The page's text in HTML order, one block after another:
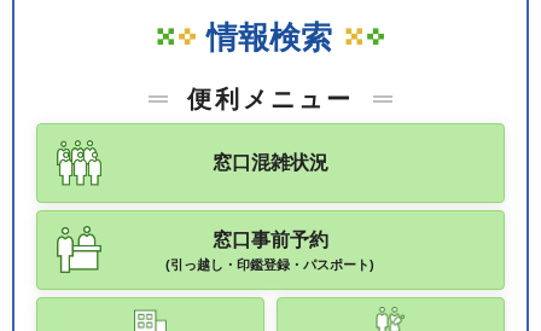
情報検索
便利メニュー
窓口混雑状況
窓口事前予約
(引っ越し・印鑑登録・パスポート)